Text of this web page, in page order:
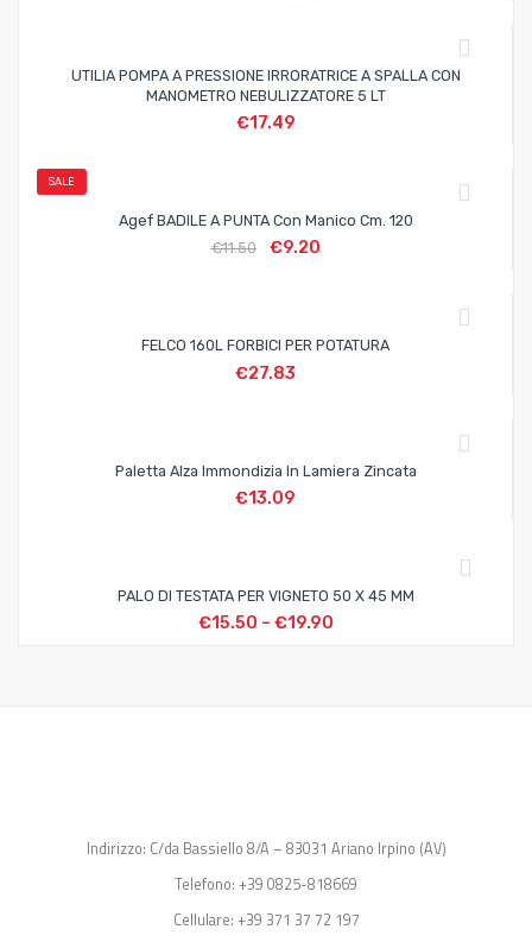
UTILIA POMPA A PRESSIONE IRRORATRICE A SPALLA CON
MANOMETRO NEBULIZZATORE 5 LT
€17.49
SALE
Agef BADILE A PUNTA Con Manico Cm. 120
€11.50 €9.20
FELCO 160L FORBICI PER POTATURA
€27.83
Paletta Alza Immondizia In Lamiera Zincata
€13.09
PALO DI TESTATA PER VIGNETO 50 X 45 MM
€15.50 – €19.90
Indirizzo: C/da Bassiello 8/A – 83031 Ariano Irpino (AV)
Telefono: +39 0825-818669
Cellulare: +39 371 37 72 197